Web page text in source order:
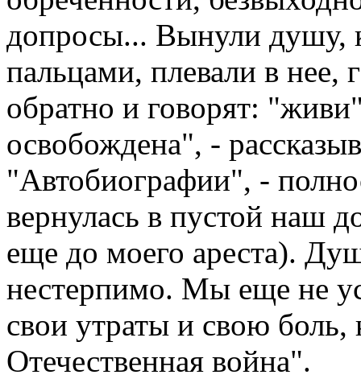
допросы... Вынули душу,
пальцами, плевали в нее,
обратно и говорят:
освобождена", -
"Автобиографии", -
вернулась в пустой наш
еще до моего ареста).
нестерпимо. Мы еще не
свои утраты и свою боль,
Отечественная война".